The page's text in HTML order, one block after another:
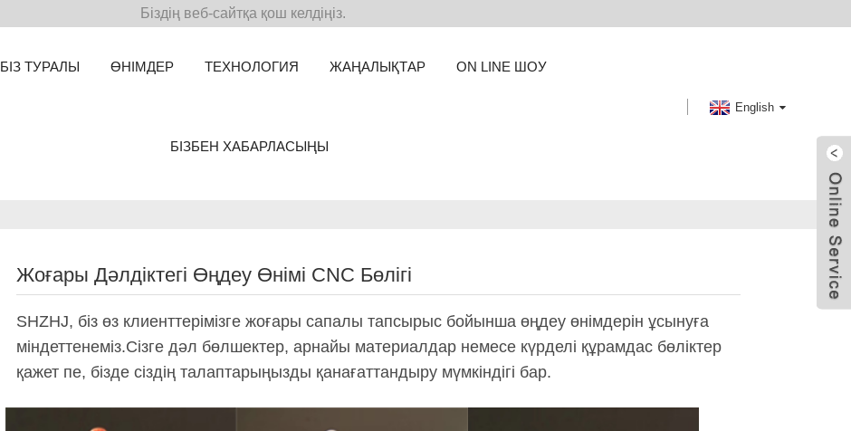
Біздің веб-сайтқа қош келдіңіз.
БІЗ ТУРАЛЫ ӨНІМДЕР ТЕХНОЛОГИЯ ЖАҢАЛЫҚТАР ON LINE ШОУ
БІЗБЕН ХАБАРЛАСЫҢЫ
English
Жоғары Дәлдіктегі Өңдеу Өнімі CNC Бөлігі
SHZHJ, біз өз клиенттерімізге жоғары сапалы тапсырыс бойынша өңдеу өнімдерін ұсынуға
міндеттенеміз.Сізге дәл бөлшектер, арнайы материалдар немесе күрделі құрамдас бөліктер
қажет пе, бізде сіздің талаптарыңызды қанағаттандыру мүмкіндігі бар.